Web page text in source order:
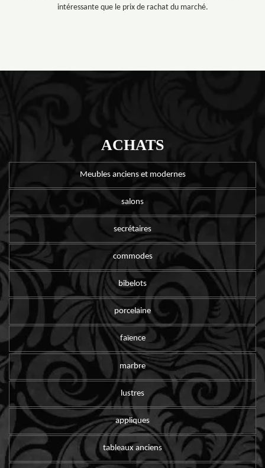
intéressante que le prix de rachat du marché.
ACHATS
Meubles anciens et modernes
salons
secrétaires
commodes
bibelots
porcelaine
faïence
marbre
lustres
appliques
tableaux anciens